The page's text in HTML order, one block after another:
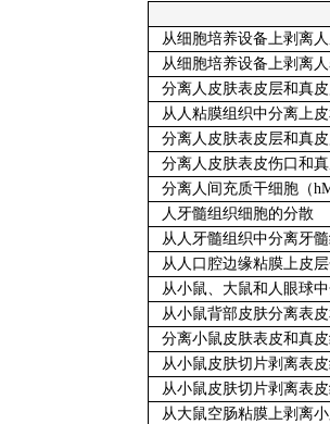
从细胞培养设备上剥离
从细胞培养设备上剥离
分离人皮肤表皮层和真
从人粘膜组织中分离上
分离人皮肤表皮层和真
分离人皮肤表皮伤口和
分离人间充质干细胞（
人牙髓组织细胞的分散
从人牙髓组织中分离牙
从人口腔边缘粘膜上皮
从小鼠、大鼠和人眼球
从小鼠背部皮肤分离表
分离小鼠皮肤表皮和真
从小鼠皮肤切片剥离表
从小鼠皮肤切片剥离表
从大鼠空肠粘膜上剥离